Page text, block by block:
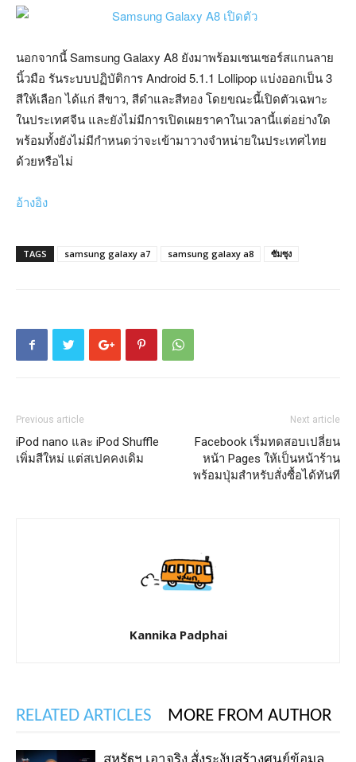
นอกจากนี้ Samsung Galaxy A8 ยังมาพร้อมเซนเซอร์สแกนลาย
นิ้วมือ รันระบบปฏิบัติการ Android 5.1.1 Lollipop แบ่งออกเป็น 3
สีให้เลือก ได้แก่ สีขาว, สีดำและสีทอง โดยขณะนี้เปิดตัวเฉพาะ
ในประเทศจีน และยังไม่มีการเปิดเผยราคาในเวลานี้แต่อย่างใด
พร้อมทั้งยังไม่มีกำหนดว่าจะเข้ามาวางจำหน่ายในประเทศไทย
ด้วยหรือไม่
อ้างอิง
TAGS samsung galaxy a7 samsung galaxy a8 ซัมซุง
Previous article
iPod nano และ iPod Shuffle
เพิ่มสีใหม่ แต่สเปคคงเดิม
Next article
Facebook เริ่มทดสอบเปลี่ยน
หน้า Pages ให้เป็นหน้าร้าน
พร้อมปุ่มสำหรับสั่งซื้อได้ทันที
Kannika Padphai
RELATED ARTICLES MORE FROM AUTHOR
สหรัฐฯ เอาจริง สั่งระงับสร้างศูนย์ข้อมูล